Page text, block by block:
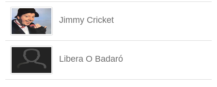
Jimmy Cricket
Libera O Badaró